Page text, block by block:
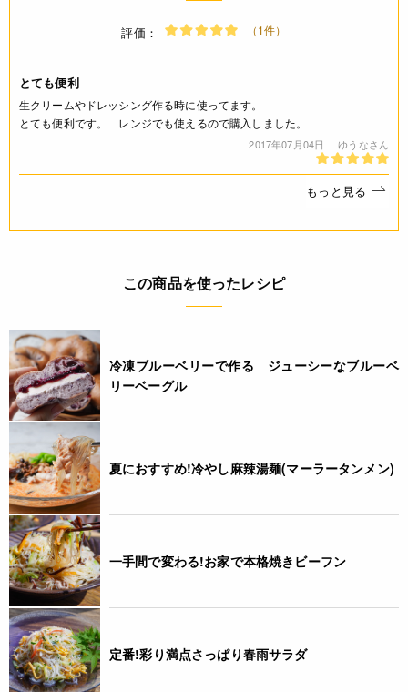
◆耐熱温度 -20℃～＋140℃
◆原産国 日本
4976391009563
評価： （1件）
とても便利
生クリームやドレッシング作る時に使ってます。
とても便利です。 レンジでも使えるので購入しました。
2017年07月04日 ゆうなさん
もっと見る
この商品を使ったレシピ
冷凍ブルーベリーで作る ジューシーなブルーベ
リーベーグル
夏におすすめ!冷やし麻辣湯麺(マーラータンメン)
一手間で変わる!お家で本格焼きビーフン
定番!彩り満点さっぱり春雨サラダ